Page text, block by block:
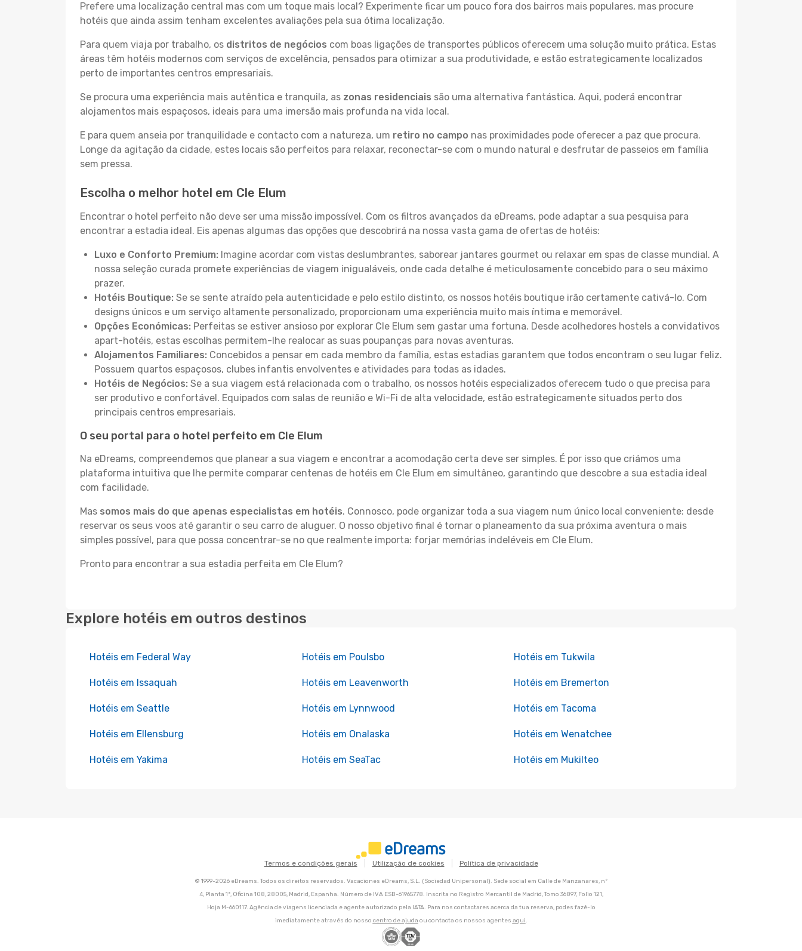
Prefere uma localização central mas com um toque mais local? Experimente ficar um pouco fora dos bairros mais populares, mas procure
hotéis que ainda assim tenham excelentes avaliações pela sua ótima localização.
Para quem viaja por trabalho, os distritos de negócios com boas ligações de transportes públicos oferecem uma solução muito prática. Estas
áreas têm hotéis modernos com serviços de excelência, pensados para otimizar a sua produtividade, e estão estrategicamente localizados
perto de importantes centros empresariais.
Se procura uma experiência mais autêntica e tranquila, as zonas residenciais são uma alternativa fantástica. Aqui, poderá encontrar
alojamentos mais espaçosos, ideais para uma imersão mais profunda na vida local.
E para quem anseia por tranquilidade e contacto com a natureza, um retiro no campo nas proximidades pode oferecer a paz que procura.
Longe da agitação da cidade, estes locais são perfeitos para relaxar, reconectar-se com o mundo natural e desfrutar de passeios em família
sem pressa.
Escolha o melhor hotel em Cle Elum
Encontrar o hotel perfeito não deve ser uma missão impossível. Com os filtros avançados da eDreams, pode adaptar a sua pesquisa para
encontrar a estadia ideal. Eis apenas algumas das opções que descobrirá na nossa vasta gama de ofertas de hotéis:
Luxo e Conforto Premium: Imagine acordar com vistas deslumbrantes, saborear jantares gourmet ou relaxar em spas de classe mundial. A
nossa seleção curada promete experiências de viagem inigualáveis, onde cada detalhe é meticulosamente concebido para o seu máximo
prazer.
Hotéis Boutique: Se se sente atraído pela autenticidade e pelo estilo distinto, os nossos hotéis boutique irão certamente cativá-lo. Com
designs únicos e um serviço altamente personalizado, proporcionam uma experiência muito mais íntima e memorável.
Opções Económicas: Perfeitas se estiver ansioso por explorar Cle Elum sem gastar uma fortuna. Desde acolhedores hostels a convidativos
apart-hotéis, estas escolhas permitem-lhe realocar as suas poupanças para novas aventuras.
Alojamentos Familiares: Concebidos a pensar em cada membro da família, estas estadias garantem que todos encontram o seu lugar feliz.
Possuem quartos espaçosos, clubes infantis envolventes e atividades para todas as idades.
Hotéis de Negócios: Se a sua viagem está relacionada com o trabalho, os nossos hotéis especializados oferecem tudo o que precisa para
ser produtivo e confortável. Equipados com salas de reunião e Wi-Fi de alta velocidade, estão estrategicamente situados perto dos
principais centros empresariais.
O seu portal para o hotel perfeito em Cle Elum
Na eDreams, compreendemos que planear a sua viagem e encontrar a acomodação certa deve ser simples. É por isso que criámos uma
plataforma intuitiva que lhe permite comparar centenas de hotéis em Cle Elum em simultâneo, garantindo que descobre a sua estadia ideal
com facilidade.
Mas somos mais do que apenas especialistas em hotéis. Connosco, pode organizar toda a sua viagem num único local conveniente: desde
reservar os seus voos até garantir o seu carro de aluguer. O nosso objetivo final é tornar o planeamento da sua próxima aventura o mais
simples possível, para que possa concentrar-se no que realmente importa: forjar memórias indeléveis em Cle Elum.
Pronto para encontrar a sua estadia perfeita em Cle Elum?
Explore hotéis em outros destinos
Hotéis em Federal Way Hotéis em Poulsbo Hotéis em Tukwila
Hotéis em Issaquah Hotéis em Leavenworth Hotéis em Bremerton
Hotéis em Seattle Hotéis em Lynnwood Hotéis em Tacoma
Hotéis em Ellensburg Hotéis em Onalaska Hotéis em Wenatchee
Hotéis em Yakima Hotéis em SeaTac Hotéis em Mukilteo
Termos e condições gerais Utilização de cookies Política de privacidade
© 1999-2026 eDreams. Todos os direitos reservados. Vacaciones eDreams, S.L. (Sociedad Unipersonal). Sede social em Calle de Manzanares, nº
4, Planta 1ª, Oficina 108, 28005, Madrid, Espanha. Número de IVA ESB-61965778. Inscrita no Registro Mercantil de Madrid, Tomo 36897, Folio 121,
Hoja M-660117. Agência de viagens licenciada e agente autorizado pela IATA. Para nos contactares acerca da tua reserva, podes fazê-lo
imediatamente através do nosso centro de ajuda ou contacta os nossos agentes aqui.